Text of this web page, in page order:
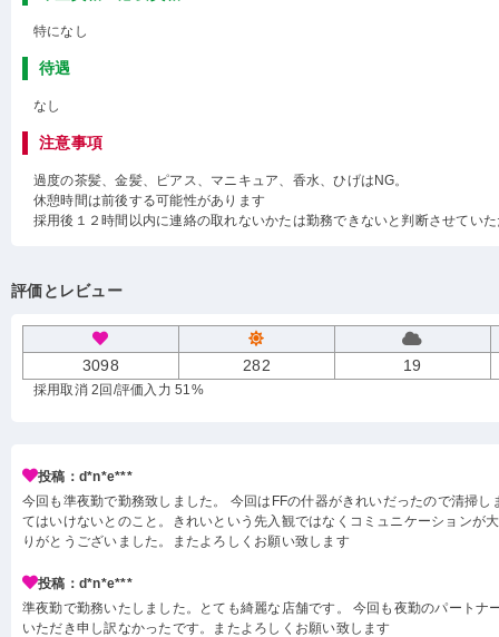
特になし
待遇
なし
注意事項
過度の茶髪、金髪、ピアス、マニキュア、香水、ひげはNG。
休憩時間は前後する可能性があります
採用後１２時間以内に連絡の取れないかたは勤務できないと判断させてい
評価とレビュー
3098 282 19
採用取消 2回 /評価入力 51%
投稿：d*n*e***
今回も準夜勤で勤務致しました。 今回はFFの什器がきれいだったので清掃し
てはいけないとのこと。きれいという先入観ではなくコミュニケーションが
りがとうございました。またよろしくお願い致します
投稿：d*n*e***
準夜勤で勤務いたしました。とても綺麗な店舗です。 今回も夜勤のパートナ
いただき申し訳なかったです。またよろしくお願い致します